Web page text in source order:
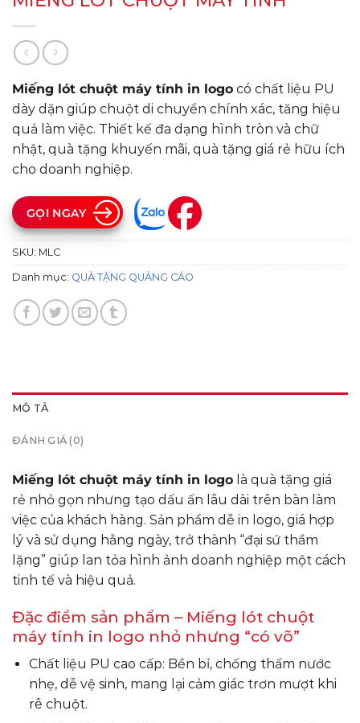
Miếng lót chuột máy tính in logo có chất liệu PU
dày dặn giúp chuột di chuyển chính xác, tăng hiệu
quả làm việc. Thiết kế đa dạng hình tròn và chữ
nhật, quà tặng khuyến mãi, quà tặng giá rẻ hữu ích
cho doanh nghiệp.
GỌI NGAY
SKU: MLC
Danh mục: QUÀ TẶNG QUẢNG CÁO
MÔ TẢ
ĐÁNH GIÁ (0)
Miếng lót chuột máy tính in logo là quà tặng giá
rẻ nhỏ gọn nhưng tạo dấu ấn lâu dài trên bàn làm
việc của khách hàng. Sản phẩm dễ in logo, giá hợp
lý và sử dụng hằng ngày, trở thành “đại sứ thầm
lặng” giúp lan tỏa hình ảnh doanh nghiệp một cách
tinh tế và hiệu quả.
Đặc điểm sản phẩm – Miếng lót chuột
máy tính in logo nhỏ nhưng “có võ”
Chất liệu PU cao cấp: Bền bỉ, chống thấm nước
nhẹ, dễ vệ sinh, mang lại cảm giác trơn mượt khi
rê chuột.